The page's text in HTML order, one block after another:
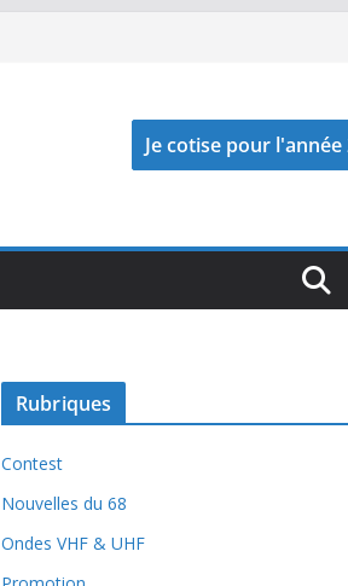
Rubriques
Contest
Nouvelles du 68
Ondes VHF & UHF